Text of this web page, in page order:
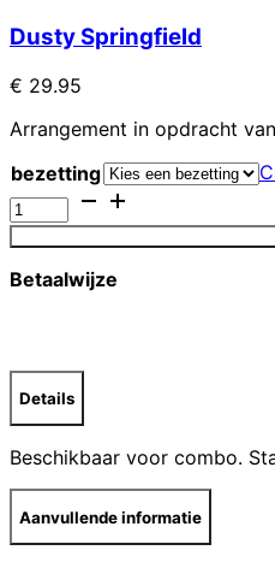
Dusty Springfield
€ 29.95
Arrangement in opdracht van
bezetting
Son
of
a
preacher
men
Betaalwijze
Details
Beschikbaar voor combo.
Aanvullende informatie